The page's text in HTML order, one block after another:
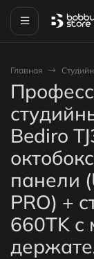
Главная
Bediro
панели
PRO) +
660TK с